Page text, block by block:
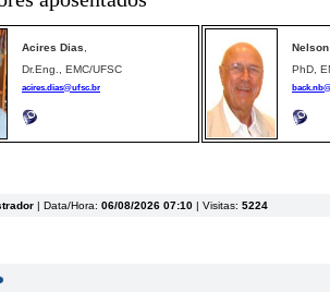
Acires Dias
Dr.Eng., EMC/UFSC
acires.dias@ufsc.br
PhD,
| Data/Hora: 06/08/2026 07:10 | Visitas: 5224